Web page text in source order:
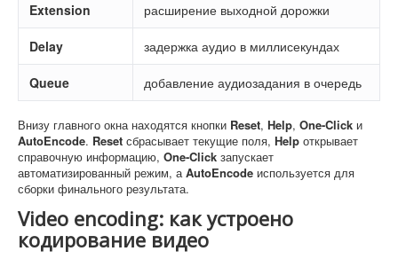
Extension расширение выходной дорожки
Delay задержка аудио в миллисекундах
Queue добавление аудиозадания в очередь
Внизу главного окна находятся кнопки Reset, Help, One-Click и
AutoEncode. Reset сбрасывает текущие поля, Help открывает
справочную информацию, One-Click запускает
автоматизированный режим, аAutoEncode используется для
сборки финального результата.
Video encoding: как устроено
кодирование видео